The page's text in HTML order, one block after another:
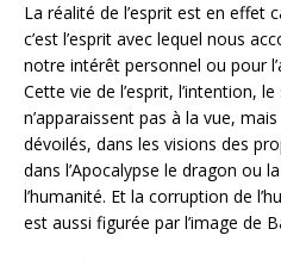
La réalité de l’esprit est en effet
c’est l’esprit avec lequel nous
notre intérêt personnel ou pour
Cette vie de l’esprit, l’intention,
n’apparaissent pas à la vue,
dévoilés, dans les visions des
dans l’Apocalypse le dragon ou
l’humanité. Et la corruption de
est aussi figurée par l’image de